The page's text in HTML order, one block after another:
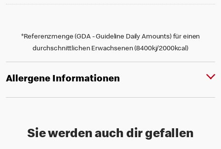
*Referenzmenge (GDA - Guideline Daily Amounts) für einen
durchschnittlichen Erwachsenen (8400kj/2000kcal)
Allergene Informationen
Sie werden auch dir gefallen